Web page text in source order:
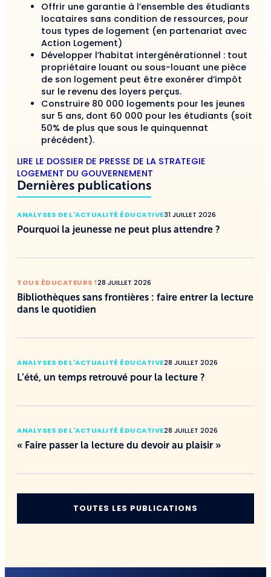
Offrir une garantie à l’ensemble des étudiants
locataires sans condition de ressources, pour
tous types de logement (en partenariat avec
Action Logement)
Développer l’habitat intergénérationnel : tout
propriétaire louant ou sous-louant une pièce
de son logement peut être exonérer d’impôt
sur le revenu des loyers perçus.
Construire 80 000 logements pour les jeunes
sur 5 ans, dont 60 000 pour les étudiants (soit
50% de plus que sous le quinquennat
précédent).
LIRE LE DOSSIER DE PRESSE DE LA STRATEGIE
LOGEMENT DU GOUVERNEMENT
Dernières publications
ANALYSES DE L'ACTUALITÉ ÉDUCATIVE31 JUILLET 2026
Pourquoi la jeunesse ne peut plus attendre ?
TOUS ÉDUCATEURS !28 JUILLET 2026
Bibliothèques sans frontières : faire entrer la lecture
dans le quotidien
ANALYSES DE L'ACTUALITÉ ÉDUCATIVE28 JUILLET 2026
L’été, un temps retrouvé pour la lecture ?
ANALYSES DE L'ACTUALITÉ ÉDUCATIVE28 JUILLET 2026
« Faire passer la lecture du devoir au plaisir »
TOUTES LES PUBLICATIONS